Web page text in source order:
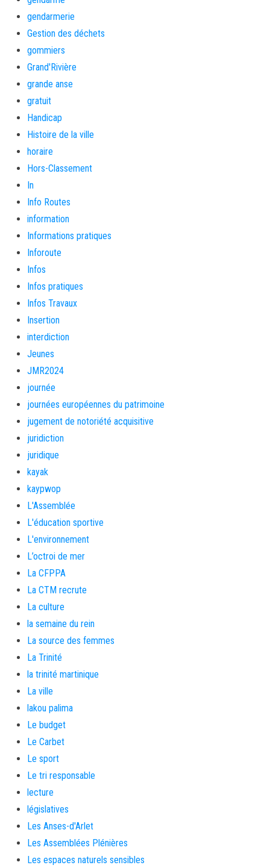
gendarmerie
Gestion des déchets
gommiers
Grand'Rivière
grande anse
gratuit
Handicap
Histoire de la ville
horaire
Hors-Classement
In
Info Routes
information
Informations pratiques
Inforoute
Infos
Infos pratiques
Infos Travaux
Insertion
interdiction
Jeunes
JMR2024
journée
journées européennes du patrimoine
jugement de notoriété acquisitive
juridiction
juridique
kayak
kaypwop
L'Assemblée
L'éducation sportive
L'environnement
L’octroi de mer
La CFPPA
La CTM recrute
La culture
la semaine du rein
La source des femmes
La Trinité
la trinité martinique
La ville
lakou palima
Le budget
Le Carbet
Le sport
Le tri responsable
lecture
législatives
Les Anses-d'Arlet
Les Assemblées Plénières
Les espaces naturels sensibles